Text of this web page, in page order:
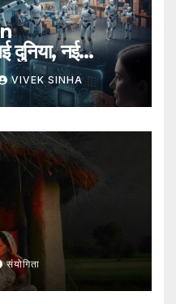
नई
VIVEK SINHA
संयोगिता